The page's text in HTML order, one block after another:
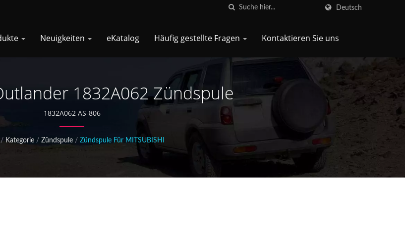
Deutsch
Neuigkeiten eKatalog Häufig gestellte Fragen Kontaktieren Sie uns
1832A062 Zündspule
1832A062 AS-806
/ Kategorie / Zündspule / Zündspule Für MITSUBISHI